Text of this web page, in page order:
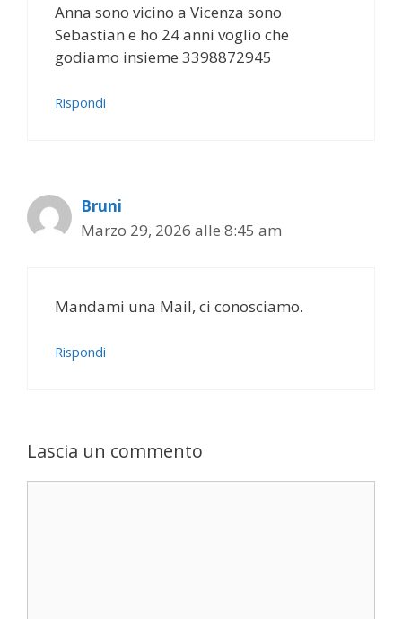
Anna sono vicino a Vicenza sono
Sebastian e ho 24 anni voglio che
godiamo insieme 3398872945
Rispondi
Bruni
Marzo 29, 2026 alle 8:45 am
Mandami una Mail, ci conosciamo.
Rispondi
Lascia un commento